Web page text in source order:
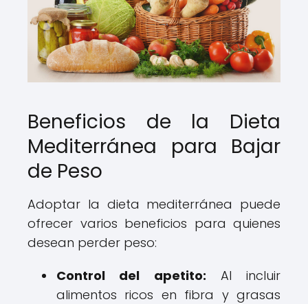
Beneficios de la Dieta
Mediterránea para Bajar
de Peso
Adoptar la dieta mediterránea puede
ofrecer varios beneficios para quienes
desean perder peso:
Control del apetito: Al incluir
alimentos ricos en fibra y grasas